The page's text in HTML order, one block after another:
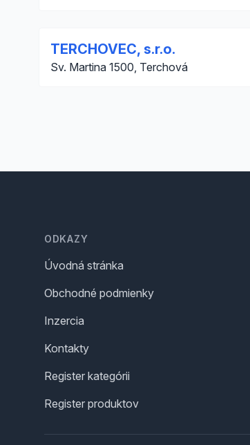
TERCHOVEC, s.r.o.
Sv. Martina 1500, Terchová
ODKAZY
Úvodná stránka
Obchodné podmienky
Inzercia
Kontakty
Register kategórii
Register produktov